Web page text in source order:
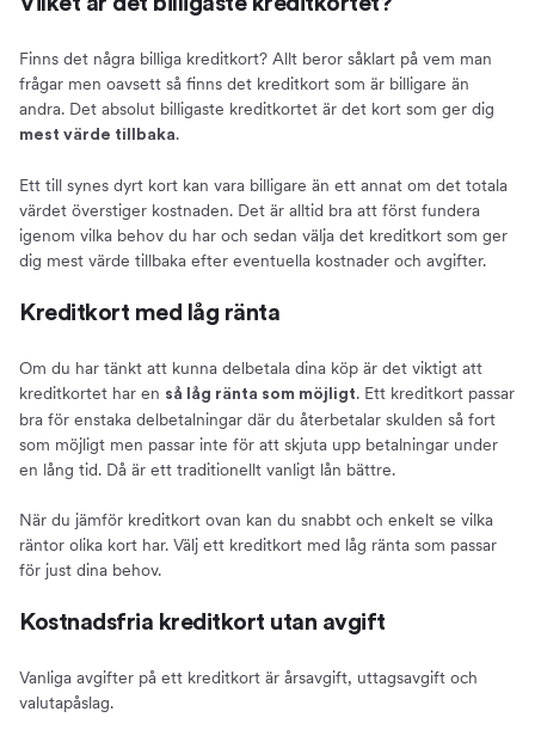
Finns det några billiga kreditkort? Allt beror såklart på vem man
frågar men oavsett så finns det kreditkort som är billigare än
andra. Det absolut billigaste kreditkortet är det kort som ger dig
mest värde tillbaka.
Ett till synes dyrt kort kan vara billigare än ett annat om det totala
värdet överstiger kostnaden. Det är alltid bra att först fundera
igenom vilka behov du har och sedan välja det kreditkort som ger
dig mest värde tillbaka efter eventuella kostnader och avgifter.
Kreditkort med låg ränta
Om du har tänkt att kunna delbetala dina köp är det viktigt att
kreditkortet har en så låg ränta som möjligt. Ett kreditkort passar
bra för enstaka delbetalningar där du återbetalar skulden så fort
som möjligt men passar inte för att skjuta upp betalningar under
en lång tid. Då är ett traditionellt vanligt lån bättre.
När du jämför kreditkort ovan kan du snabbt och enkelt se vilka
räntor olika kort har. Välj ett kreditkort med låg ränta som passar
för just dina behov.
Kostnadsfria kreditkort utan avgift
Vanliga avgifter på ett kreditkort är årsavgift, uttagsavgift och
valutapåslag.